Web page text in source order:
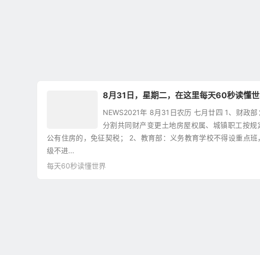
8月31日，星期二，在这里每天60秒读懂世
NEWS2021年 8月31日农历 七月廿四 1、财政部
分割共同财产变更土地房屋权属、城镇职工按规
公有住房的，免征契税； 2、教育部：义务教育学校不得设重点班
级不进...
每天60秒读懂世界